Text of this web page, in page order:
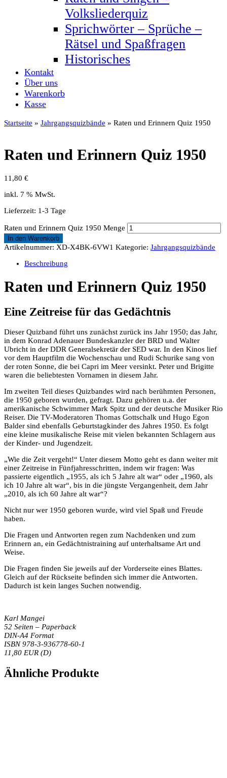
Volksliederquiz
Sprichwörter – Sprüche –
Rätsel und Spaßfragen
Historisches
Kontakt
Über uns
Warenkorb
Kasse
Startseite » Jahrgangsquizbände » Raten und Erinnern Quiz 1950
Raten und Erinnern Quiz 1950
11,80 €
inkl. 7 % MwSt.
Lieferzeit: 1-3 Tage
Raten und Erinnern Quiz 1950 Menge
In den Warenkorb
Artikelnummer: XD-X4BK-6VW1 Kategorie: Jahrgangsquizbände
Beschreibung
Raten und Erinnern Quiz 1950
Eine Zeitreise für das Gedächtnis
Dieser Quizband führt uns zunächst zurück ins Jahr 1950; das Jahr,
in dem Konrad Adenauer Bundeskanzler der BRD und Walter
Ubricht in der DDR Generalsekretär der SED war. In den Kinos lief
vor dem Hauptfilm die Wochenschau und Rudi Schurike sang von
der roten Sonne, die bei Capri im Meer versinkt. Peter und Brigitte
waren die beliebtesten Vornamen in diesem Jahr.
Im zweiten Teil dieses Quizbandes wird nach berühmten Personen,
die 1950 geboren wurden, gefragt. Dazu gehören u.a. der
amerikanische Schwimmer Mark Spitz und der deutsche Musiker Rio
Reiser. Die TV-Moderatoren Thomas Gottschalk und Hugo Egon
Balder sind ebenfalls Geburtstagkinder des Jahres 1950. Es folgt
eine kleine musikalische Reise mit vielen bekannten Schlagern aus
der Kinder- und Jugendzeit.
„Wie die Zeit vergeht!“ Unter diesem Motto geht es dann weiter mit
einer Zeitreise in Fünfjahresschritten, indem wir fragen: Was
passierte eigentlich „1955, als ich 5 Jahre alt war“ oder „1960, als
ich 10 Jahre alt war“, bis in die jüngste Vergangenheit, dem Jahr
„2010, als ich 60 Jahre alt war“?
Nicht nur wer 1950 geboren wurde, wird viel Spaß und Freude
haben.
Die Fragen und Antworten regen zum Nachdenken und zum
Erinnern an, ein Gedächtnistraining auf unterhaltsame Art und
Weise.
Die Fragen finden Sie jeweils auf der Vorderseite eines Blattes.
Gleich auf der Rückseite befinden sich immer die Antworten.
Dadurch ist kein langes Suchen notwendig.
Karl Mangei
52 Seiten – Paperback
DIN-A4 Format
ISBN 978-3-936778-60-1
11,80 EUR (D)
Ähnliche Produkte